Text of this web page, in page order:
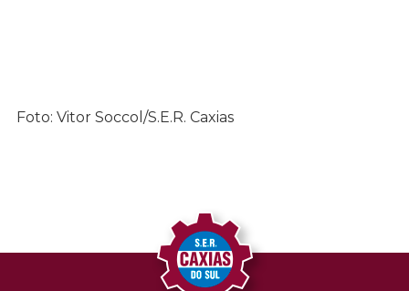
Foto: Vitor Soccol/S.E.R. Caxias